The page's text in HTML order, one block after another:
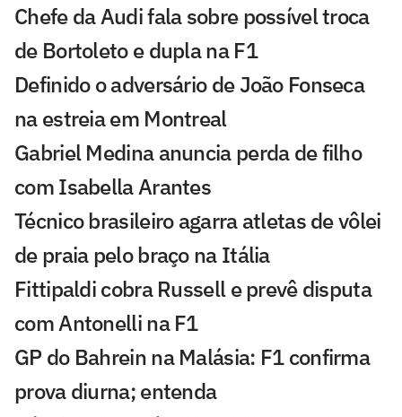
Chefe da Audi fala sobre possível troca
de Bortoleto e dupla na F1
Definido o adversário de João Fonseca
na estreia em Montreal
Gabriel Medina anuncia perda de filho
com Isabella Arantes
Técnico brasileiro agarra atletas de vôlei
de praia pelo braço na Itália
Fittipaldi cobra Russell e prevê disputa
com Antonelli na F1
GP do Bahrein na Malásia: F1 confirma
prova diurna; entenda